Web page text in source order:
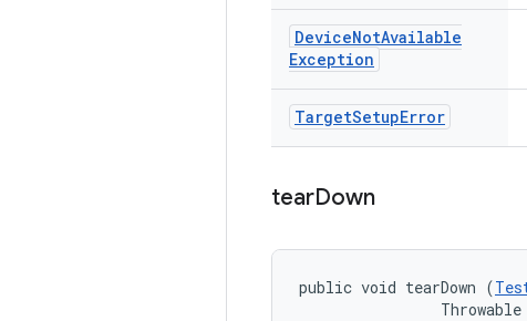
DeviceNotAvailable
Exception
TargetSetupError
tearDown
public void tearDown (
Throwable